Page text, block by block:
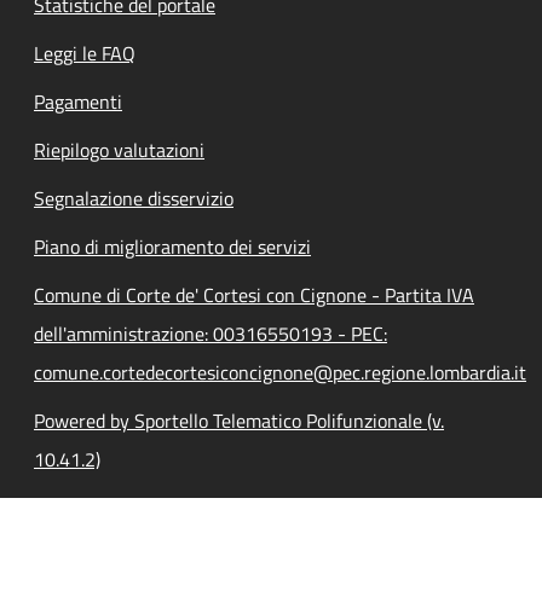
Leggi le FAQ
Pagamenti
Riepilogo valutazioni
Segnalazione disservizio
Piano di miglioramento dei servizi
Comune di Corte de' Cortesi con Cignone - Partita IVA
dell'amministrazione: 00316550193 - PEC:
comune.cortedecortesiconcignone@pec.regione.lombardia.it
Powered by Sportello Telematico Polifunzionale (v.
10.41.2)